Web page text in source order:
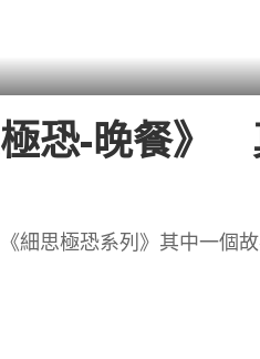
恐-晚餐》
細思極恐系列》其中一個